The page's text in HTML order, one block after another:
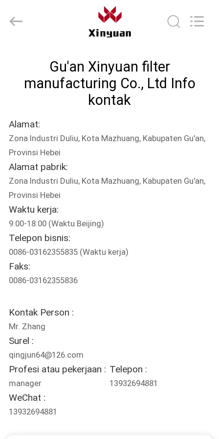
PRODUK
KAMI
TUR
PABRIK
KONTROL
KUALITAS
HUBUNGI
KAMI
PERMINTAAN
PENAWARAN
pemasok.
Copyright
Gu'an Xinyuan filter
manufacturing Co., Ltd Info
kontak
Alamat:
Zona Industri Duliu, Kota Mazhuang, Kabupaten Gu'an,
Provinsi Hebei
Alamat pabrik:
Zona Industri Duliu, Kota Mazhuang, Kabupaten Gu'an,
Provinsi Hebei
Waktu kerja:
9:00-18:00 (Waktu Beijing)
Telepon bisnis:
0086-03162355835(Waktu kerja)
Faks:
0086-03162355836
Kontak Person :
Mr. Zhang
Surel :
qingjun64@126.com
Profesi atau pekerjaan :
manager
Telepon :
13932694881
WeChat :
13932694881